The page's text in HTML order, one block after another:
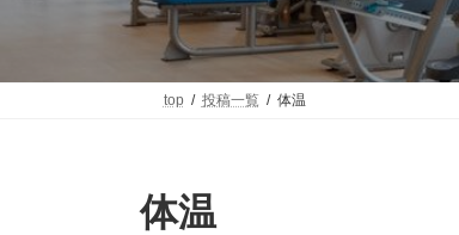
top 投稿一覧 体温
体温